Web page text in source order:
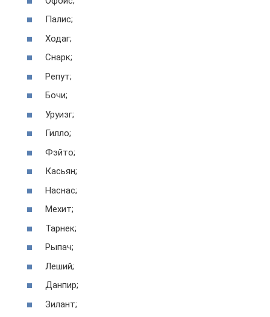
Палис;
Ходаг;
Снарк;
Репут;
Бочи;
Уруизг;
Гилло;
Фэйто;
Касьян;
Наснас;
Мехит;
Тарнек;
Рыпач;
Леший;
Данпир;
Зилант;